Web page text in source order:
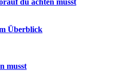
du achten musst
Überblick
musst